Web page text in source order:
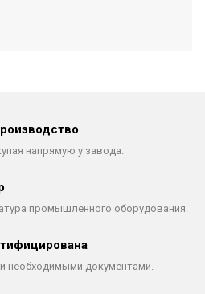
напрямую у завода.
промышленного оборудования.
необходимыми документами.